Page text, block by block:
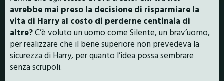
avrebbe mai preso la decisione di risparmiare la
vita di Harry al costo di perderne centinaia di
altre?C’è voluto un uomo come Silente, un brav’uomo,
per realizzare che il bene superiore non prevedeva la
sicurezza di Harry, per quanto l’idea possa sembrare
senza scrupoli.